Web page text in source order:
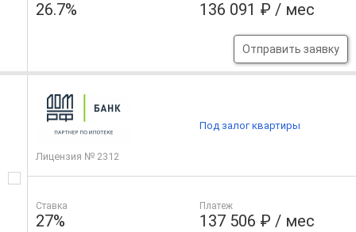
26.7% 136 091 ₽ / мес
Отправить заявку
Лицензия № 2312
Ставка
27%
Платеж
137 506 ₽ / мес
Под залог квартиры